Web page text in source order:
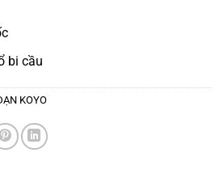
bi cầu
KOYO